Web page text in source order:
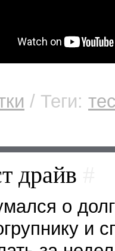
/ Теги:
драйв
о
и